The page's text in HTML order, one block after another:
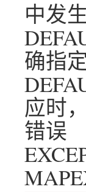
中发
确指
应时
错误